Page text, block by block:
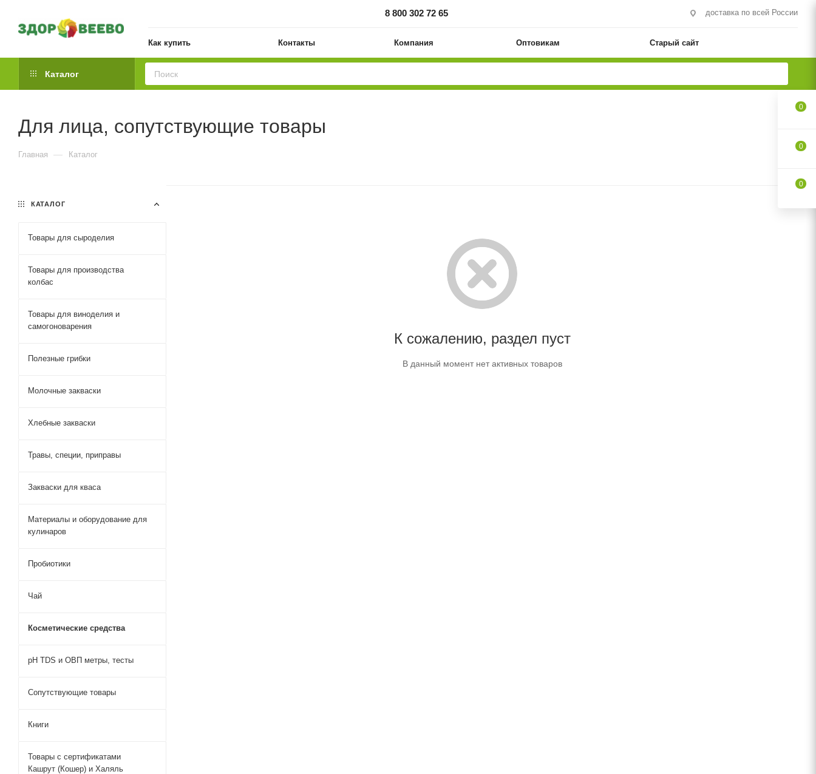
8 800 302 72 65 доставка по всей России
Как купить Контакты Компания Оптовикам Старый сайт
Каталог
Для лица, сопутствующие товары
Главная — Каталог
К сожалению, раздел пуст
В данный момент нет активных товаров
КАТАЛОГ
Товары для сыроделия
Товары для производства
колбас
Товары для виноделия и
самогоноварения
Полезные грибки
Молочные закваски
Хлебные закваски
Травы, специи, приправы
Закваски для кваса
Материалы и оборудование для
кулинаров
Пробиотики
Чай
Косметические средства
pH TDS и ОВП метры, тесты
Сопутствующие товары
Книги
Товары с сертификатами
Кашрут (Кошер) и Халяль
0
0
0